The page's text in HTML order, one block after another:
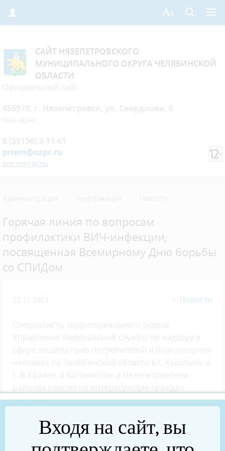
САЙТ НЯЗЕПЕТРОВСКОГО
МУНИЦИПАЛЬНОГО ОКРУГА ЧЕЛЯБИНСКОЙ
ОБЛАСТИ
priem@nzpr.ru
все контакты
Горячая линия по вопросам
профилактики ВИЧ-инфекции,
посвященная Всемирному Дню борьбы
со СПИДом
Новости
районах ответят на интересующие граждан
вопросы.
Частичная мобилизация
Входя на сайт, вы